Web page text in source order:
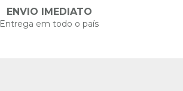
ENVIO IMEDIATO
Entrega em todo o país